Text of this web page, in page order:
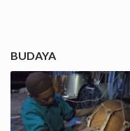
BUDAYA